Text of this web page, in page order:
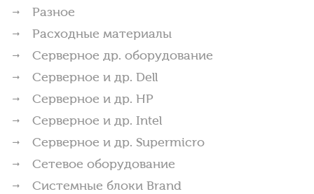
Разное
Расходные материалы
Серверное др. оборудование
Серверное и др. Dell
Серверное и др. HP
Серверное и др. Intel
Серверное и др. Supermicro
Сетевое оборудование
Системные блоки Brand